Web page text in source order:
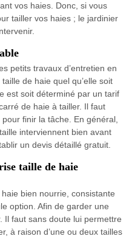
vos haies. Donc, si vous
tailler vos haies ; le jardinier
petits travaux d’entretien en
de haie quel qu’elle soit
est soit déterminé par un tarif
de haie à tailler. Il faut
finir la tâche. En général,
interviennent bien avant
un devis détaillé gratuit.
taille de haie
bien nourrie, consistante
option. Afin de garder une
Il faut sans doute lui permettre
à raison d’une ou deux tailles